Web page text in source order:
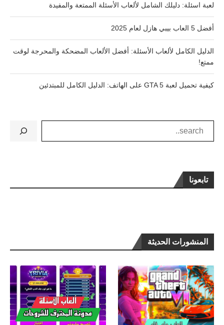
لعبة اسئلة: دليلك الشامل لألعاب الأسئلة الممتعة والمفيدة
أفضل 5 العاب بيبي هازل لعام 2025
الدليل الكامل لألعاب الأسئلة: أفضل الألعاب المضحكة والمحرجة لوقت
ممتع!
كيفية تحميل لعبة GTA 5 على الهاتف: الدليل الكامل للمبتدئين
تابعونا
المنشورات الحديثة